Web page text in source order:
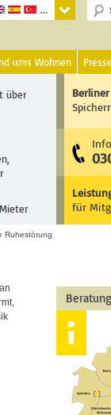
ums Wohnen Presse
über
für
Ruhestörung